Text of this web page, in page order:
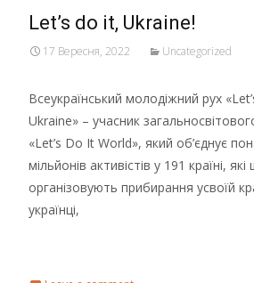
Let’s do it, Ukraine!
17 Вересня, 2022 Uncategorized
Всеукраїнський молодіжний рух
Ukraine» – учасник
«Let’s Do It World», який об’єднує
мільйонів активістів у 191 країні,
організовують прибирання усвоїй
українці,